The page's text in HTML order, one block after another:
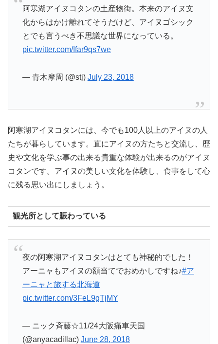
阿寒湖アイヌコタンの土産物街。本来のアイヌ文
化からはかけ離れてそうだけど、アイヌゴシック
とでも言うべき不思議な世界になっている。
pic.twitter.com/Ifar9qs7we
— 青木摩周 (@stj) July 23, 2018
阿寒湖アイヌコタンには、今でも100人以上のアイヌの人
たちが暮らしています。直にアイヌの方たちと交流し、歴
史や文化を学ぶ事の出来る貴重な体験が出来るのがアイヌ
コタンです。アイヌの美しい文化を体験し、食事をして心
に残る思い出にしましょう。
観光所として賑わっている
夜の阿寒湖アイヌコタンはとても神秘的でした！
アーニャもアイヌの額当てでおめかしですね♪#ア
ーニャと旅する北海道
pic.twitter.com/3FeL9gTjMY
— ニック斉藤☆11/24大阪痛車天国
(@anyacadillac) June 28, 2018